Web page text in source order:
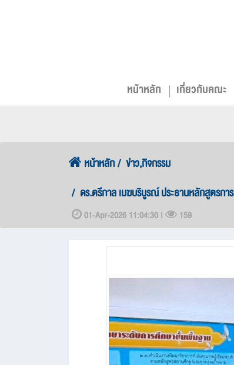
หน้าหลัก เกี่ยวกับคณะ
หน้าหลัก
ข่าว,กิจกรรม
ดร.ตรีกาล เมฆบริบูรณ์ ประธานหลักสูตรกา
01-Apr-2026 11:04:30 | 159